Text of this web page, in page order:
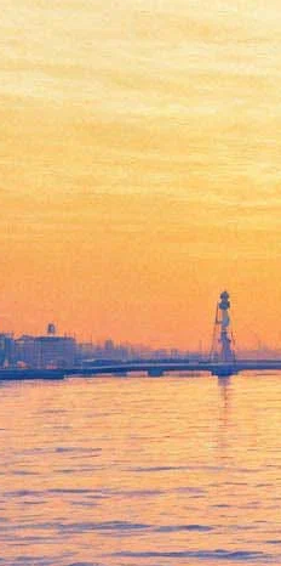
городское
печати
о том, что передал
Георгию Полтавченко
на данный момент
на баланс города.
– говорится в письме,
сначала статуса театра
в апреле этого года), а потом